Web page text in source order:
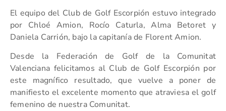
El equipo del Club de Golf Escorpión estuvo integrado
por Chloé Amion, Rocío Caturla, Alma Betoret y
Daniela Carrión, bajo la capitanía de Florent Amion.
Desde la Federación de Golf de la Comunitat
Valenciana felicitamos al Club de Golf Escorpión por
este magnífico resultado, que vuelve a poner de
manifiesto el excelente momento que atraviesa el golf
femenino de nuestra Comunitat.